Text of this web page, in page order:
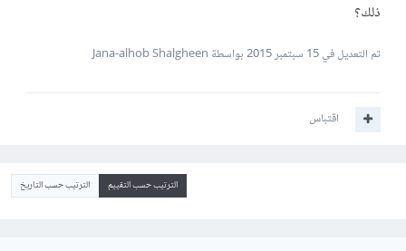
ذلك؟
تم التعديل في15 سبتمبر 2015 بواسطة Jana-alhob Shalgheen
اقتباس
الترتيب حسب التقييم الترتيب حسب التاريخ